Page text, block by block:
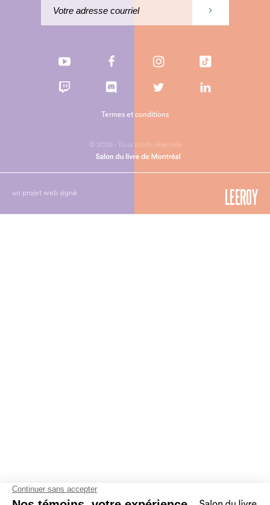
© 2026 - Tous droits réservés
Termes et conditions
un projet web signé